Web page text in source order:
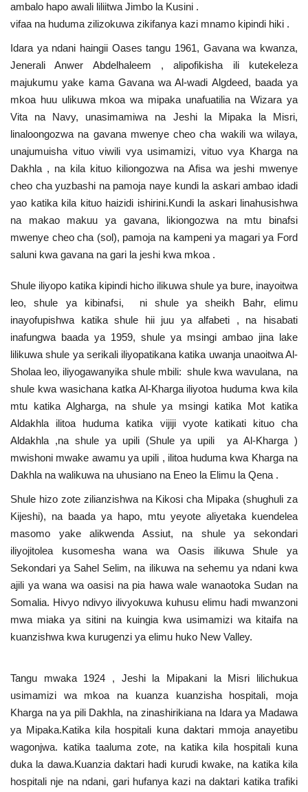
Maonyesho
Wadhamini
Language
English Swahili español
French
ambalo hapo awali liliitwa Jimbo la Kusini .
vifaa na huduma zilizokuwa zikifanya kazi mnamo kipindi hiki .
Idara ya ndani haingii Oases tangu 1961, Gavana wa kwanza,
Jenerali Anwer Abdelhaleem , alipofikisha ili kutekeleza
majukumu yake kama Gavana wa Al-wadi Algdeed, baada ya
mkoa huu ulikuwa mkoa wa mipaka unafuatilia na Wizara ya
Vita na Navy, unasimamiwa na Jeshi la Mipaka la Misri,
linaloongozwa na gavana mwenye cheo cha wakili wa wilaya,
unajumuisha vituo viwili vya usimamizi, vituo vya Kharga na
Dakhla , na kila kituo kiliongozwa na Afisa wa jeshi mwenye
cheo cha yuzbashi na pamoja naye kundi la askari ambao idadi
yao katika kila kituo haizidi ishirini.Kundi la askari linahusishwa
na makao makuu ya gavana, likiongozwa na mtu binafsi
mwenye cheo cha (sol), pamoja na kampeni ya magari ya Ford
saluni kwa gavana na gari la jeshi kwa mkoa .
Shule iliyopo katika kipindi hicho ilikuwa shule ya bure, inayoitwa
leo, shule ya kibinafsi, ni shule ya sheikh Bahr, elimu
inayofupishwa katika shule hii juu ya alfabeti , na hisabati
inafungwa baada ya 1959, shule ya msingi ambao jina lake
lilikuwa shule ya serikali iliyopatikana katika uwanja unaoitwa Al-
Sholaa leo, iliyogawanyika shule mbili: shule kwa wavulana, na
shule kwa wasichana katka Al-Kharga iliyotoa huduma kwa kila
mtu katika Algharga, na shule ya msingi katika Mot katika
Aldakhla ilitoa huduma katika vijiji vyote katikati kituo cha
Aldakhla ,na shule ya upili (Shule ya upili ya Al-Kharga )
mwishoni mwake awamu ya upili , ilitoa huduma kwa Kharga na
Dakhla na walikuwa na uhusiano na Eneo la Elimu la Qena .
Shule hizo zote zilianzishwa na Kikosi cha Mipaka (shughuli za
Kijeshi), na baada ya hapo, mtu yeyote aliyetaka kuendelea
masomo yake alikwenda Assiut, na shule ya sekondari
iliyojitolea kusomesha wana wa Oasis ilikuwa Shule ya
Sekondari ya Sahel Selim, na ilikuwa na sehemu ya ndani kwa
ajili ya wana wa oasisi na pia hawa wale wanaotoka Sudan na
Somalia. Hivyo ndivyo ilivyokuwa kuhusu elimu hadi mwanzoni
mwa miaka ya sitini na kuingia kwa usimamizi wa kitaifa na
kuanzishwa kwa kurugenzi ya elimu huko New Valley.
Tangu mwaka 1924 , Jeshi la Mipakani la Misri lilichukua
usimamizi wa mkoa na kuanza kuanzisha hospitali, moja
Kharga na ya pili Dakhla, na zinashirikiana na Idara ya Madawa
ya Mipaka.Katika kila hospitali kuna daktari mmoja anayetibu
wagonjwa. katika taaluma zote, na katika kila hospitali kuna
duka la dawa.Kuanzia daktari hadi kurudi kwake, na katika kila
hospitali nje na ndani, gari hufanya kazi na daktari katika trafiki